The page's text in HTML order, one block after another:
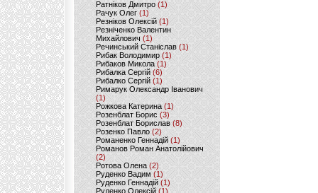
Ратніков Дмитро (1)
Рачук Олег (1)
Резніков Олексій(1)
Резніченко Валентин
Михайлович (1)
Речинський Станіслав (1)
Рибак Володимир(1)
Рибаков Микола(1)
Рибалка Сергій (6)
Рибалко Сергій (1)
Римарук Олександр Іванович
(1)
Рожкова Катерина(1)
Розенблат Борис (3)
Розенблат Борислав (8)
Розенко Павло (2)
Романенко Геннадій (1)
Романов Роман Анатолійович
(2)
Ротова Олена(2)
Руденко Вадим (1)
Руденко Геннадій (1)
Руденко Олексій(1)